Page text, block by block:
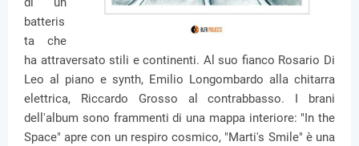
batteris
ta che
ha attraversato stili e continenti. Al suo fianco Rosario Di
Leo al piano e synth, Emilio Longombardo alla chitarra
elettrica, Riccardo Grosso al contrabbasso. I brani
dell'album sono frammenti di una mappa interiore: "In the
Space" apre con un respiro cosmico, "Marti's Smile" è una